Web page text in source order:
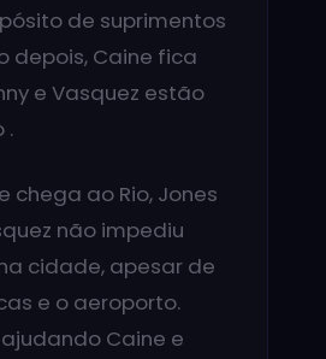
de suprimentos
depois, Caine fica
e Vasquez estão
.
chega ao Rio, Jones
não impediu
cidade, apesar de
e o aeroporto.
Caine e